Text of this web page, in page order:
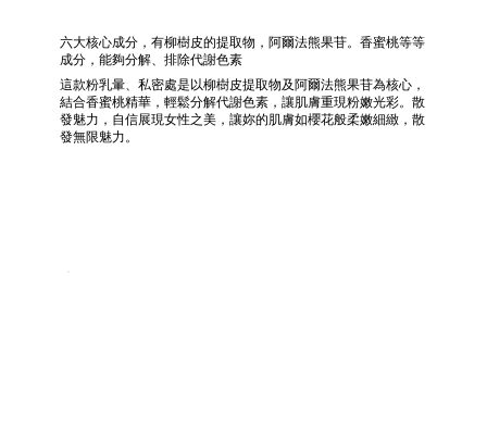
六大核心成分，有柳樹皮的提取物，阿爾法熊果苷。香蜜桃等等
成分，能夠分解、排除代謝色素
這款粉乳暈、私密處是以柳樹皮提取物及阿爾法熊果苷為核心，
結合香蜜桃精華，輕鬆分解代謝色素，讓肌膚重現粉嫩光彩。散
發魅力，自信展現女性之美，讓妳的肌膚如櫻花般柔嫩細緻，散
發無限魅力。